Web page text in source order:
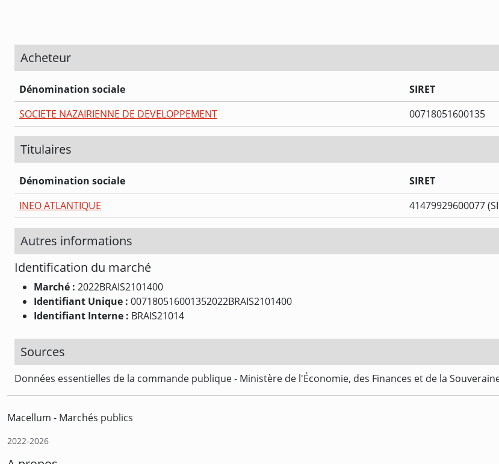
Acheteur
Dénomination sociale
SIRET
SOCIETE NAZAIRIENNE DE DEVELOPPEMENT
00718051600135
Titulaires
Dénomination sociale
SIRET
INEO ATLANTIQUE
41479929600077
Autres informations
Identification du marché
Marché : 2022BRAIS2101400
Identifiant Unique : 007180516001352022BRAIS2101400
Identifiant Interne : BRAIS21014
Sources
Données essentielles de la commande publique - Ministère de l'Économie, des Finances et de la
Macellum - Marchés publics
2022-2026